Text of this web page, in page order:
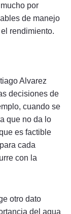
por
de manejo
rendimiento.
Alvarez
decisiones de
cuando se
que no da lo
es factible
cada
con la
otro dato
del agua